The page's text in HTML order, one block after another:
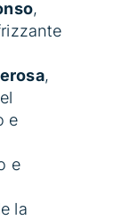
,
,
e
e
la